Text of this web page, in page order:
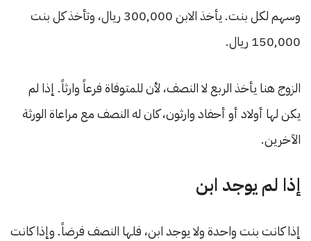
وسهم لكل بنت. يأخذ الابن 300,000 ريال، وتأخذ كل بنت
150,000 ريال.
الزوج هنا يأخذ الربع لا النصف، لأن للمتوفاة فرعاً وارثاً. إذا لم
يكن لها أولاد أو أحفاد وارثون، كان له النصف مع مراعاة الورثة
الآخرين.
إذا لم يوجد ابن
إذا كانت بنت واحدة ولا يوجد ابن، فلها النصف فرضاً. وإذا كانت